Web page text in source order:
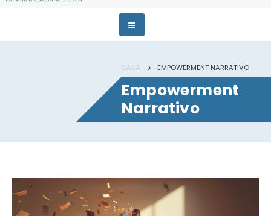
CASA EMPOWERMENT NARRATIVO
Empowerment
Narrativo